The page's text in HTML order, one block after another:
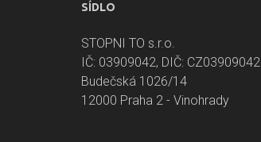
SÍDLO
STOPNI TO s.r.o.
IČ: 03909042, DIČ: CZ03909042
Budečská 1026/14
12000 Praha 2 - Vinohrady